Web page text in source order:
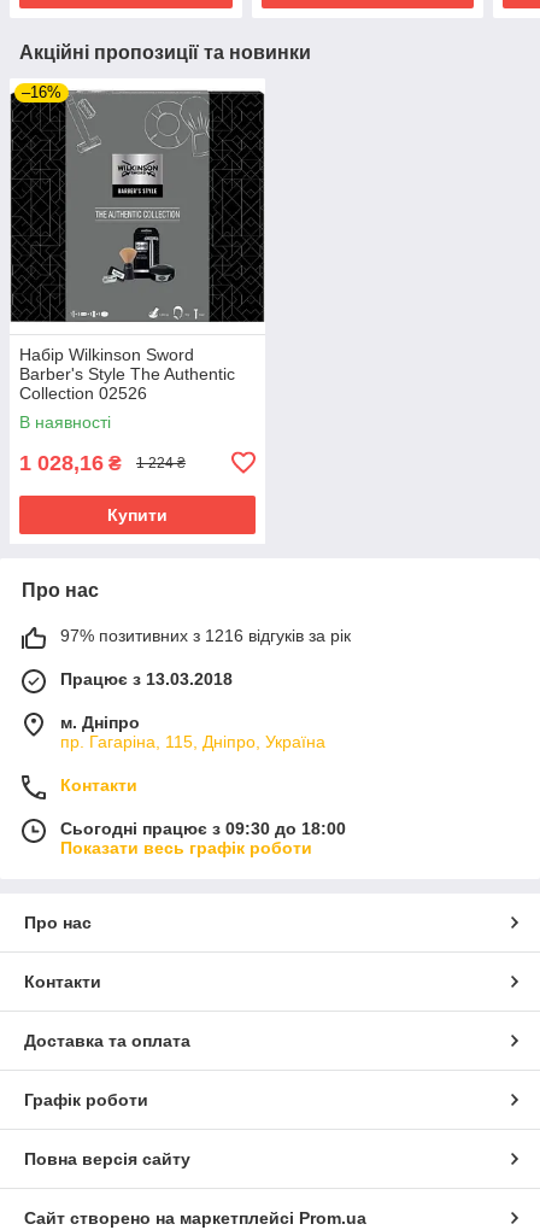
Акційні пропозиції та новинки
–16%
Набір Wilkinson Sword
Barber's Style The Authentic
Collection 02526
В наявності
1 028,16 ₴ 1 224 ₴
Купити
Про нас
97% позитивних з 1216 відгуків за рік
Працює з 13.03.2018
м. Дніпро
пр. Гагаріна, 115, Дніпро, Україна
Контакти
Сьогодні працює з 09:30 до 18:00
Показати весь графік роботи
Про нас
Контакти
Доставка та оплата
Графік роботи
Повна версія сайту
Сайт створено на маркетплейсі Prom.ua